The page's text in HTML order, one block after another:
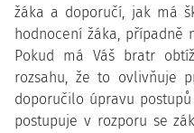
žáka a doporučí, jak má
hodnocení žáka, případně
Pokud má Váš bratr
rozsahu, že to ovlivňuje
doporučilo úpravu
postupuje v rozporu se